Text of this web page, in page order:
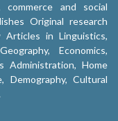
and social
Original research
Articles in Linguistics,
Economics,
Administration, Home
Demography, Cultural